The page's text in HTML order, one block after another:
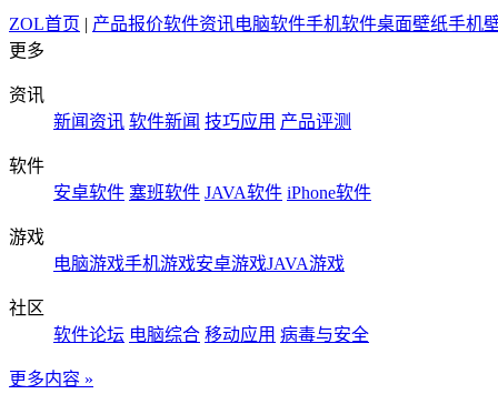
ZOL首页 | 产品报价软件资讯电脑软件手机软件桌面壁纸手机
更多
资讯
新闻资讯 软件新闻 技巧应用 产品评测
软件
安卓软件 塞班软件 JAVA软件 iPhone软件
游戏
电脑游戏手机游戏安卓游戏JAVA游戏
社区
软件论坛 电脑综合 移动应用 病毒与安全
更多内容 »